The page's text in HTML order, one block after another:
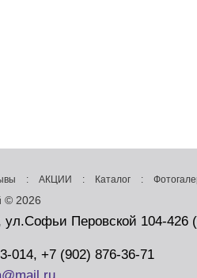
: АКЦИИ : Каталог :
© 2026
ул.Софьи Перовской 104-426
014, +7 (902) 876-36-71